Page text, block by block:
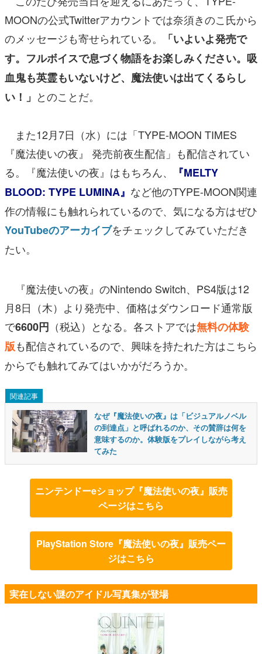
MOONの公式Twitterアカウントでは奈須きのこ氏から
のメッセージも寄せられている。
「いよいよ発売で
す。フルボイスで息づく物語をお楽しみください。吸
血鬼も英霊もいないけど、魔法使いは出てくるらし
い！」 とのことだ。
また12月7日（水）には「TYPE-MOON TIMES
『魔法使いの夜』 発売前夜生配信」も配信されてい
る。『魔法使いの夜』はもちろん、
『MELTY
BLOOD: TYPE LUMINA』 など他のTYPE-MOON関連
作の情報にも触れられているので、気になる方はぜひ
YouTubeのアーカイブをチェックしてみていただき
たい。
『魔法使いの夜』のNintendo Switch、PS4版は12
月8日（木）より発売中、価格はダウンロード通常版
で6600円 （税込）となる。各ストアでは無料の体験
版も配信されているので、興味を持たれた方はこちら
からでも触れてみてはいかがだろうか。
関連記事
なぜ『魔法使いの夜』は「ビジュアルノベル
の到達点」と呼ばれるのか、その賛辞は何を
意味するのか。体験版をプレイしながら考え
てみた
ニンテンドーeショップ『魔法使いの夜』販売
ページはこちら
PlayStation Store『魔法使いの夜』販売ペー
ジはこちら
実在しない謎のアイドル写真集が登場